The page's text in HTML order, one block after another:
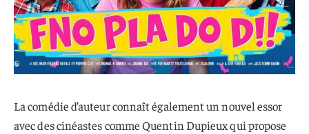
La comédie d’auteur connaît également un nouvel essor
avec des cinéastes comme Quentin Dupieux qui propose